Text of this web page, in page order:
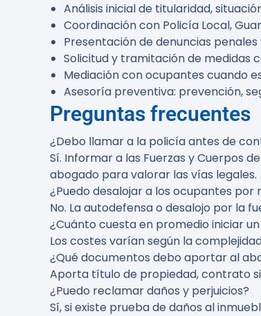
Análisis inicial de titularidad,
Coordinación con Policía Local,
Presentación de denuncias
Solicitud y tramitación de medidas
Mediación con ocupantes cuando
Asesoría preventiva: prevención,
Preguntas frecuentes
¿Debo llamar a la policía antes de
Sí. Informar a las Fuerzas y Cuerpos
abogado para valorar las vías legales.
¿Puedo desalojar a los ocupantes por
No. La autodefensa o desalojo por la
¿Cuánto cuesta en promedio iniciar
Los costes varían según la
¿Qué documentos debo aportar al
Aporta título de propiedad, contrato
¿Puedo reclamar daños y perjuicios?
Sí, si existe prueba de daños al